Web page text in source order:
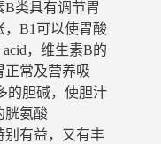
类具有调节胃
B1可以使胃酸
，维生素B的
正常及营养吸
的胆碱，使胆汁
胱氨酸
别有益，又有丰